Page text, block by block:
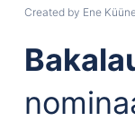
Created by Ene